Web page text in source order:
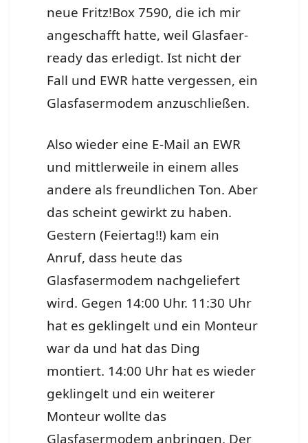
neue Fritz!Box 7590, die ich mir
angeschafft hatte, weil Glasfaer-
ready das erledigt. Ist nicht der
Fall und EWR hatte vergessen, ein
Glasfasermodem anzuschließen.
Also wieder eine E-Mail an EWR
und mittlerweile in einem alles
andere als freundlichen Ton. Aber
das scheint gewirkt zu haben.
Gestern (Feiertag!!) kam ein
Anruf, dass heute das
Glasfasermodem nachgeliefert
wird. Gegen 14:00 Uhr. 11:30 Uhr
hat es geklingelt und ein Monteur
war da und hat das Ding
montiert. 14:00 Uhr hat es wieder
geklingelt und ein weiterer
Monteur wollte das
Glasfasermodem anbringen. Der